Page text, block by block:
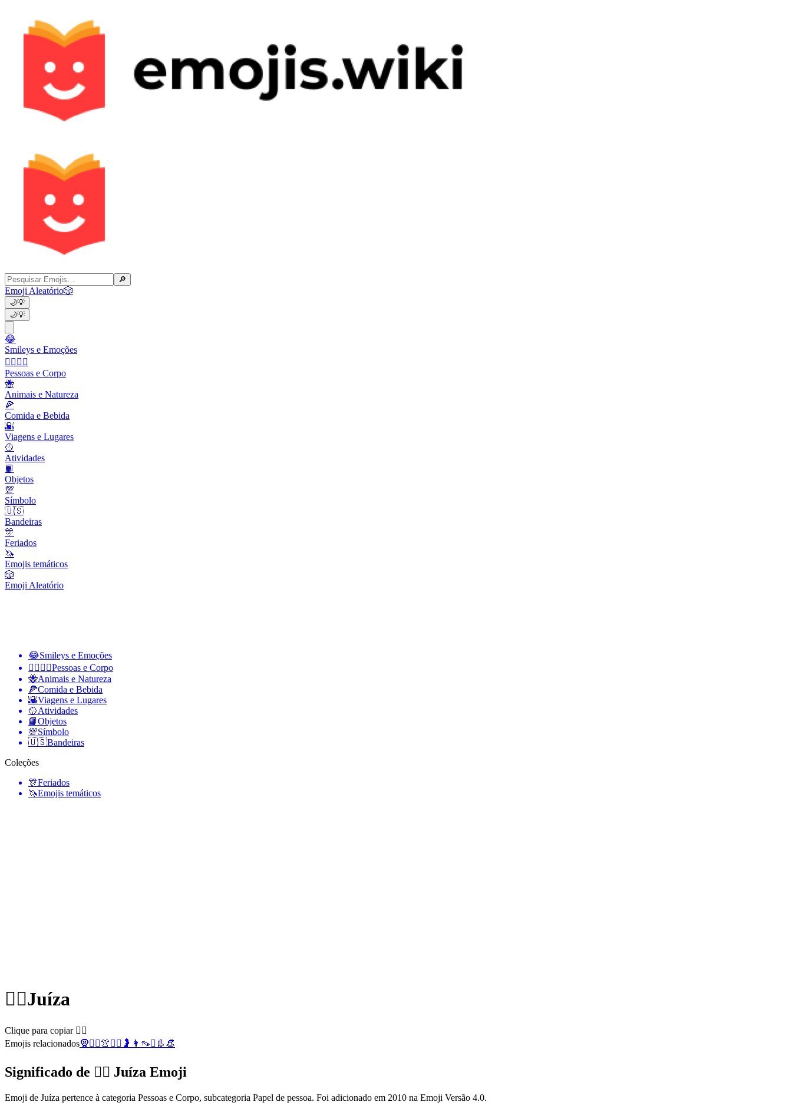
🔎
Emoji Aleatório🎲
🌙💡
🌙💡
😂
Smileys e Emoções
👩‍❤️‍💋‍👨
Pessoas e Corpo
🐝
Animais e Natureza
🍕
Comida e Bebida
🌇
Viagens e Lugares
🥎
Atividades
📙
Objetos
💯
Símbolo
🇺🇸
Bandeiras
🎊
Feriados
🦄
Emojis temáticos
🎲
Emoji Aleatório
😂Smileys e Emoções
👩‍❤️‍💋‍👨Pessoas e Corpo
🐝Animais e Natureza
🍕Comida e Bebida
🌇Viagens e Lugares
🥎Atividades
📙Objetos
💯Símbolo
🇺🇸Bandeiras
Coleções
🎊Feriados
🦄Emojis temáticos
👩‍⚖️Juíza
Clique para copiar 👩‍⚖️
Emojis relacionados🧕👨‍⚖️👚 🧑‍⚖️ 🤰 👩 👡⚖️ 👢 👒
Significado de 👩‍⚖️ Juíza Emoji
Emoji de Juíza pertence à categoria Pessoas e Corpo, subcategoria Papel de pessoa. Foi adicionado em 2010 na Emoji Versão 4.0.